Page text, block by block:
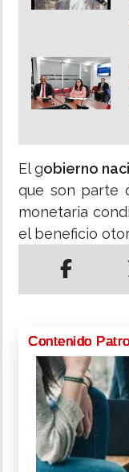
El gobierno
que son parte
monetaria
el beneficio
Contenido